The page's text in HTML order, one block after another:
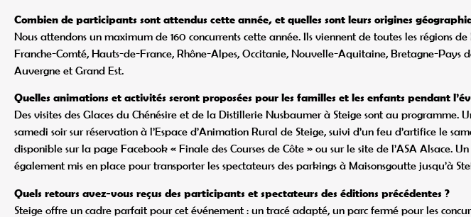
Combien de participants sont attendus cette année, et quelles sont leurs origines
Nous attendons un maximum de 160 concurrents cette année. Ils viennent de toutes les régions
Franche-Comté, Hauts-de-France, Rhône-Alpes, Occitanie, Nouvelle-Aquitaine, Bretagne-Pays
Auvergne et Grand Est.
Quelles animations et activités seront proposées pour les familles et les enfants pendant
Des visites des Glaces du Chénésire et de la Distillerie Nusbaumer à Steige sont au programme.
samedi soir sur réservation à l’Espace d’Animation Rural de Steige, suivi d’un feu d’artifice le
disponible sur la page Facebook « Finale des Courses de Côte » ou sur le site de l’ASA Alsace.
également mis en place pour transporter les spectateurs des parkings à Maisonsgoutte jusqu’à
Quels retours avez-vous reçus des participants et spectateurs des éditions précédentes ?
Steige offre un cadre parfait pour cet événement : un tracé adapté, un parc fermé pour les